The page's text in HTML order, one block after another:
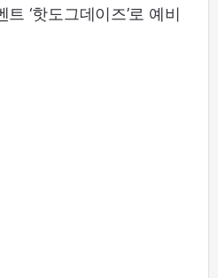
‘핫도그데이즈’로 예비